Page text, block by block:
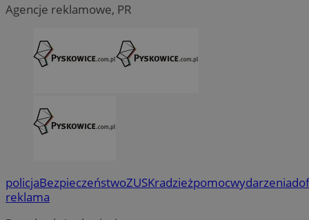
Agencje reklamowe, PR
policjaBezpieczeństwoZUSKradzieżpomocwydarzenia
reklama